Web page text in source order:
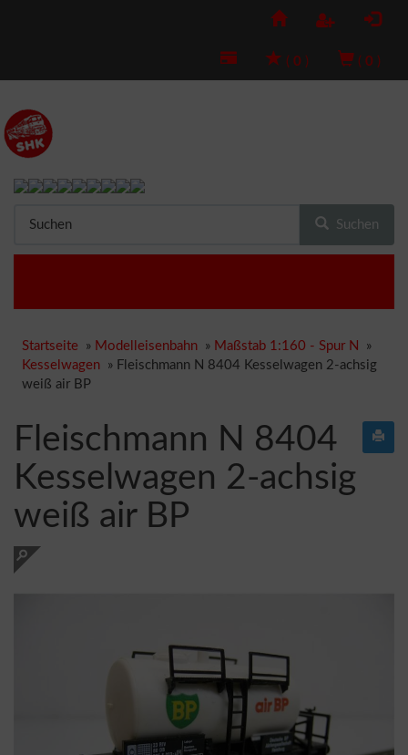
( 0 ) ( 0 )
Suchen
Startseite » Modelleisenbahn » Maßstab 1:160 - Spur N
»
Kesselwagen » Fleischmann N 8404 Kesselwagen 2-achsig
weiß air BP
Fleischmann N 8404
Kesselwagen 2-achsig
weiß air BP